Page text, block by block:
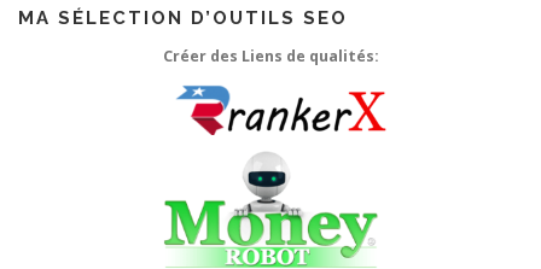
MA SÉLECTION D’OUTILS SEO
Créer des Liens de qualités: